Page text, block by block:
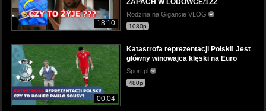
18:10
ZAPACH W LODÓWCE/122
Rodzina na Gigancie VLOG
1080p
00:04
Katastrofa reprezentacji Polski! Jest
główny winowajca klęski na Euro
Sport.pl
480p